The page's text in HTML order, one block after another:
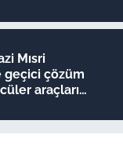
Mısri
geçici çözüm
araçları